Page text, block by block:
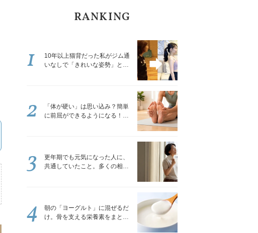
RANKING
10年以上猫背だった私がジム通
いなしで「きれいな姿勢」と褒
1
「体が硬い」は思い込み？簡単
に前屈ができるようになる！腿
2
更年期でも元気になった人に、
共通していたこと。多くの相談
3
朝の「ヨーグルト」に混ぜるだ
け。骨を支える栄養素をまとめ
4